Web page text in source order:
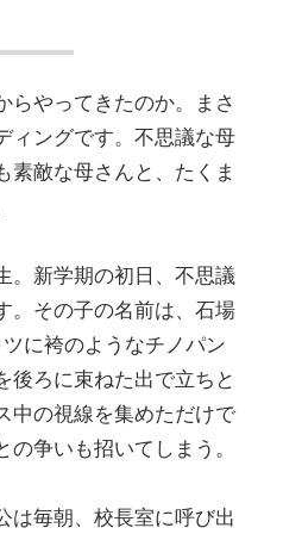
やってきたのか。まさ
ィングです。不思議な母
素敵な母さんと、たくま
。新学期の初日、不思議
。その子の名前は、石場
に袴のようなチノパン
後ろに束ねた出で立ちと
中の視線を集めただけで
争いも招いてしまう。
毎朝、校長室に呼び出